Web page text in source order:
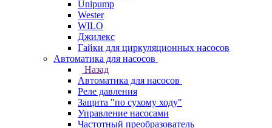
Unipump
Wester
WILO
Джилекс
Гайки для циркуляционных насосов
Автоматика для насосов
Назад
Автоматика для насосов
Реле давления
Защита "по сухому ходу"
Управление насосами
Частотный преобразователь